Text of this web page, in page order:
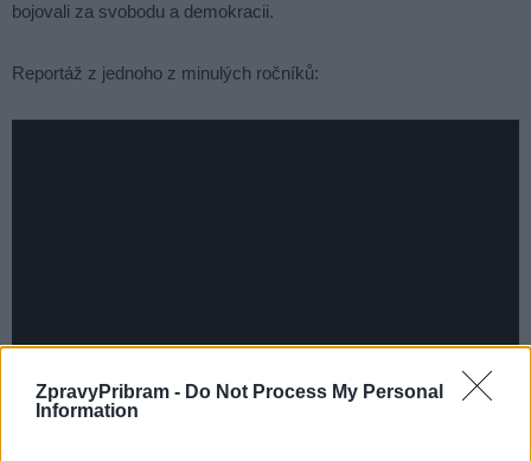
ZpravyPribram - Do Not Process My Personal
Information
bojovali za svobodu a demokracii.
Reportáž z jednoho z minulých ročníků: